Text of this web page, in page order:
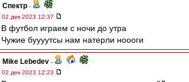
Спектр -
02 дек 2023 12:37
В футбол играем с ночи до утра
Чужие буууутсы нам натерли ноооги
Mike Lebedev -
02 дек 2023 12:23